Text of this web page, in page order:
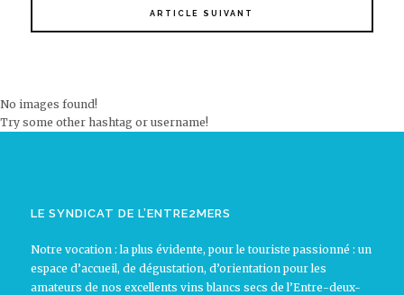
ARTICLE SUIVANT
No images found!
Try some other hashtag or username!
LE SYNDICAT DE L’ENTRE2MERS
Notre vocation : la plus évidente, pour le touriste passionné : un
espace d’accueil, de dégustation, d’orientation pour les
amateurs de nos excellents vins blancs secs de l’Entre-deux-